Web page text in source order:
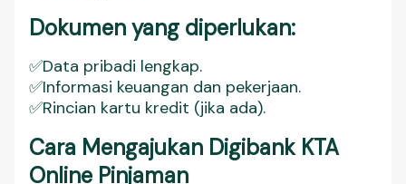
Dokumen yang diperlukan:
✅Data pribadi lengkap.
✅Informasi keuangan dan pekerjaan.
✅Rincian kartu kredit (jika ada).
Cara Mengajukan Digibank KTA
Online Pinjaman